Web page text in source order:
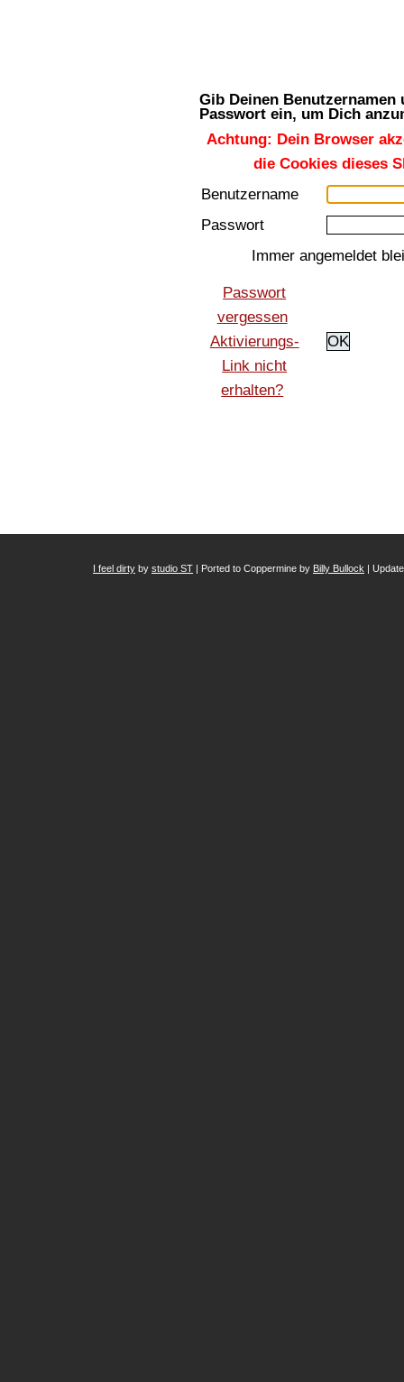
Gib Deinen Benutzernamen
Passwort ein, um Dich
Achtung: Dein Browser
die Cookies dieses
Benutzername
Passwort
Immer angemeldet
Passwort
vergessen
Aktivierungs-
Link nicht
erhalten?
OK
I feel dirty by studio ST | Ported to Coppermine by Billy Bullock |